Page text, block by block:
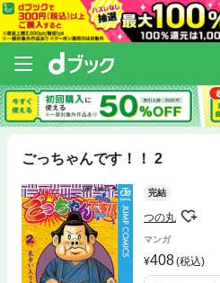
ごっちゃんです！！ 2
完結
つの丸
マンガ
408(税込)